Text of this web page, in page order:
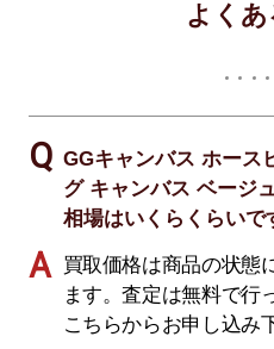
よくあ
GGキャンバス ホース
グ キャンバス ベージ
相場はいくらくらいで
買取価格は商品の状態
ます。査定は無料で行
こちらからお申し込み